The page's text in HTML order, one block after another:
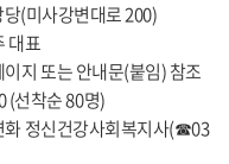
(미사강변대로 200)
대표
지 또는 안내문(붙임) 참조
착순 80명)
화 정신건강사회복지사(☎03